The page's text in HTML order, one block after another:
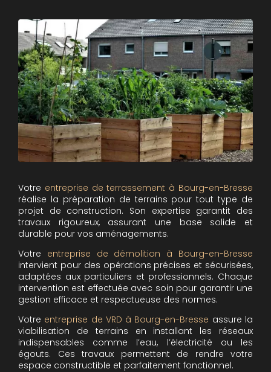
Votre entreprise de terrassement à Bourg-en-Bresse
réalise la préparation de terrains pour tout type de
projet de construction. Son expertise garantit des
travaux rigoureux, assurant une base solide et
durable pour vos aménagements.
Votre entreprise de démolition à Bourg-en-Bresse
intervient pour des opérations précises et sécurisées,
adaptées aux particuliers et professionnels. Chaque
intervention est effectuée avec soin pour garantir une
gestion efficace et respectueuse des normes.
Votre entreprise de VRD à Bourg-en-Bresse assure la
viabilisation de terrains en installant les réseaux
indispensables comme l’eau, l’électricité ou les
égouts. Ces travaux permettent de rendre votre
espace constructible et parfaitement fonctionnel.